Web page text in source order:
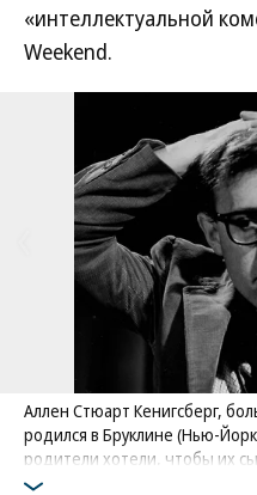
«интеллектуальной
Weekend.
Аллен Стюарт Кенигсберг,
родился в Бруклине (Нью-
родители хотели, чтобы их
он выбрал кино